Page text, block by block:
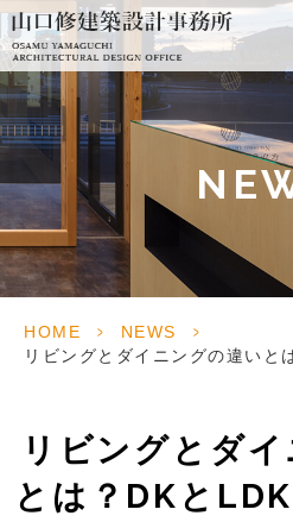
HOME > NEWS
>
リビングとダイニングの違いと
リビングとダ
とは？DKと